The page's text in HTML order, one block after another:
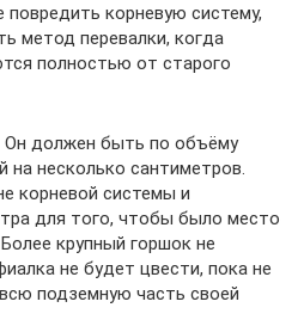
корневую систему,
метод перевалки, когда
полностью от старого
Он должен быть по объёму
несколько сантиметров.
корневой системы и
для того, чтобы было место
крупный горшок не
не будет цвести, пока не
подземную часть своей